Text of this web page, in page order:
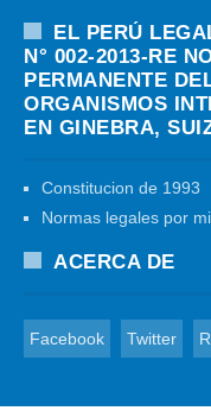
EL PERÚ
N° 002-2013-RE
PERMANENTE
ORGANISMOS
EN GINEBRA,
Constitucion de 1993
Normas legales por
ACERCA DE
Facebook Twitter